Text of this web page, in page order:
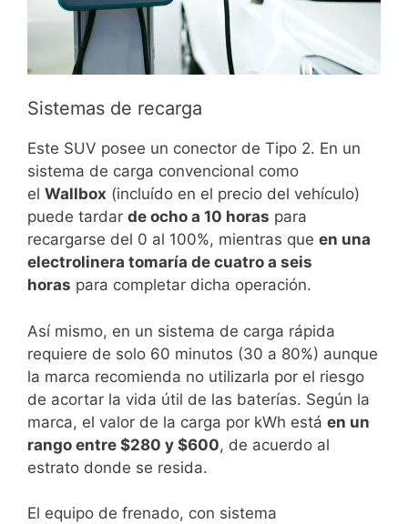
Sistemas de recarga
Este SUV posee un conector de Tipo 2. En un
sistema de carga convencional como
el Wallbox (incluído en el precio del vehículo)
puede tardar de ocho a 10 horas para
recargarse del 0 al 100%, mientras que en una
electrolinera tomaría de cuatro a seis
horas para completar dicha operación.
Así mismo, en un sistema de carga rápida
requiere de solo 60 minutos (30 a 80%) aunque
la marca recomienda no utilizarla por el riesgo
de acortar la vida útil de las baterías. Según la
marca, el valor de la carga por kWh está en un
rango entre $280 y $600, de acuerdo al
estrato donde se resida.
El equipo de frenado, con sistema